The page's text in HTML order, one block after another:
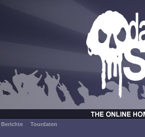
Berichte Tourdaten